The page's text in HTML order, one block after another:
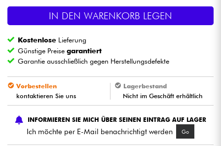
Licht
Blasinstrumente
Violinen & Quartett
IN DEN WARENKORB LEGEN
Kostenlose Lieferung
Günstige Preisegarantiert
Garantie ausschließlich gegen Herstellungsdefekte
Vorbestellen
kontaktieren Sie uns
Lagerbestand
Nicht im Geschäft erhältlich
INFORMIEREN SIE MICH ÜBER SEINEN EINTRAG AUF LAGER
Ich möchte per E-Mail benachrichtigt werden Go